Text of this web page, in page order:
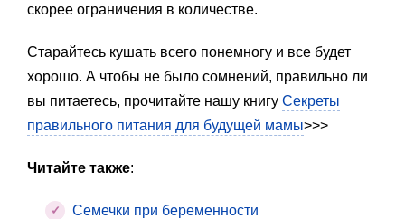
скорее ограничения в количестве.
Старайтесь кушать всего понемногу и все будет
хорошо. А чтобы не было сомнений, правильно ли
вы питаетесь, прочитайте нашу книгу Секреты
правильного питания для будущей мамы>>>
Читайте также:
Семечки при беременности